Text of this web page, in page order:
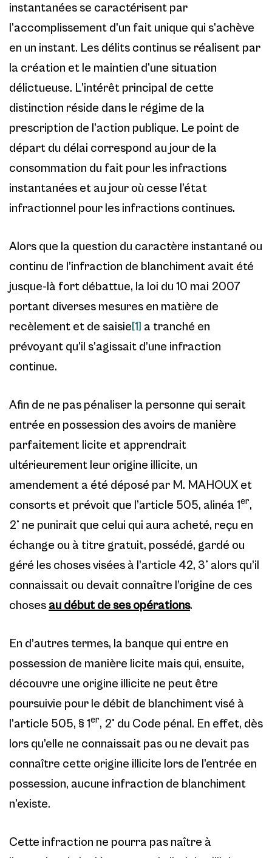
instantanées se caractérisent par
l’accomplissement d’un fait unique qui s’achève
en un instant. Les délits continus se réalisent par
la création et le maintien d’une situation
délictueuse. L’intérêt principal de cette
distinction réside dans le régime de la
prescription de l’action publique. Le point de
départ du délai correspond au jour de la
consommation du fait pour les infractions
instantanées et au jour où cesse l’état
infractionnel pour les infractions continues.
Alors que la question du caractère instantané ou
continu de l’infraction de blanchiment avait été
jusque-là fort débattue, la loi du 10 mai 2007
portant diverses mesures en matière de
recèlement et de saisie[1] a tranché en
prévoyant qu’il s’agissait d’une infraction
continue.
Afin de ne pas pénaliser la personne qui serait
entrée en possession des avoirs de manière
parfaitement licite et apprendrait
ultérieurement leur origine illicite, un
amendement a été déposé par M. MAHOUX et
consorts et prévoit que l’article 505, alinéa 1er,
2° ne punirait que celui qui aura acheté, reçu en
échange ou à titre gratuit, possédé, gardé ou
géré les choses visées à l’article 42, 3° alors qu’il
connaissait ou devait connaître l’origine de ces
chosesau début de ses opérations.
En d’autres termes, la banque qui entre en
possession de manière licite mais qui, ensuite,
découvre une origine illicite ne peut être
poursuivie pour le débit de blanchiment visé à
l’article 505, § 1er, 2° du Code pénal. En effet, dès
lors qu’elle ne connaissait pas ou ne devait pas
connaître cette origine illicite lors de l’entrée en
possession, aucune infraction de blanchiment
n’existe.
Cette infraction ne pourra pas naître à